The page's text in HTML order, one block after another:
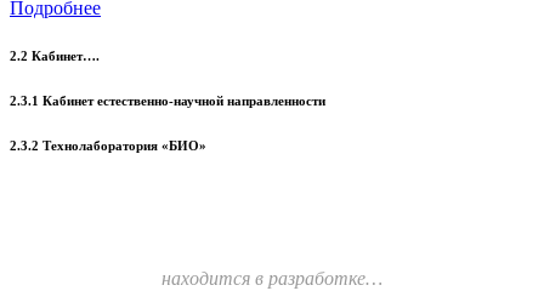
Подробнее
2.2 Кабинет….
2.3.1 Кабинет естественно-научной направленности
2.3.2 Технолаборатория «БИО»
находится в разработке…